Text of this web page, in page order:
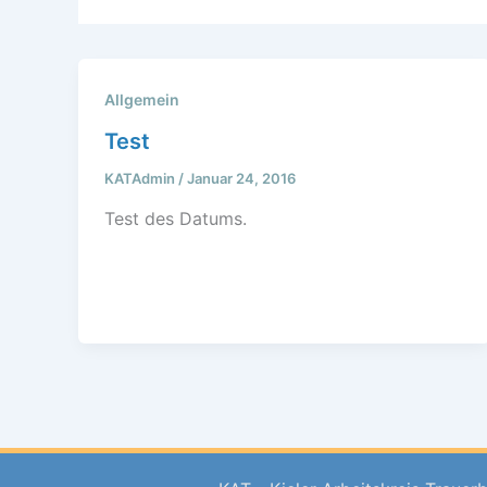
Allgemein
Test
KATAdmin /Januar 24, 2016
Test des Datums.